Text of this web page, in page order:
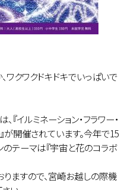
クワクドキドキでいっぱいで
イルミネーション・フラワー・
開催されています。今年で15
テーマは『宇宙と花のコラボ
ますので、宮崎お越しの際機